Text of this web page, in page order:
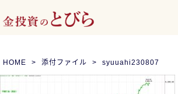
HOME 添付ファイル syuuahi230807